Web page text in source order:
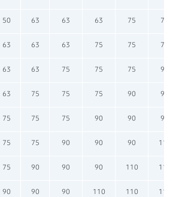
50 63 63 63 75 75
63 63 63 75 75 75
63 63 75 75 75 90
63 75 75 75 90 90
75 75 75 90 90 90
75 75 90 90 90 110
75 90 90 90 110 110
90 90 90 110 110 110